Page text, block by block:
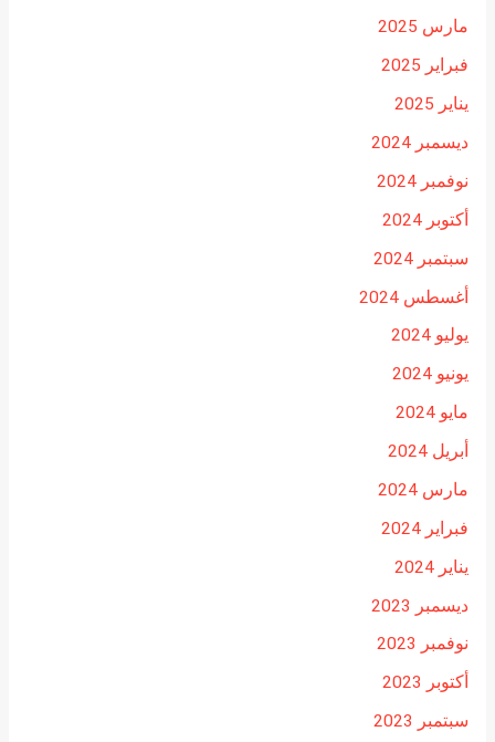
مارس 2025
فبراير 2025
يناير 2025
ديسمبر 2024
نوفمبر 2024
أكتوبر 2024
سبتمبر 2024
أغسطس 2024
يوليو 2024
يونيو 2024
مايو 2024
أبريل 2024
مارس 2024
فبراير 2024
يناير 2024
ديسمبر 2023
نوفمبر 2023
أكتوبر 2023
سبتمبر 2023